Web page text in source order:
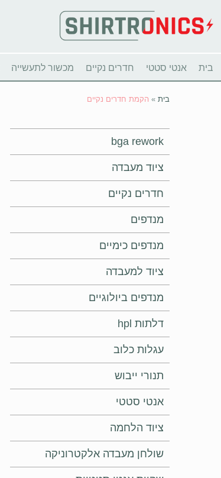
בית אנטי סטטי חדרים נקיים מכשור לתעשייה
בית » הקמת חדרים נקיים
bga rework
ציוד מעבדה
חדרים נקיים
מנדפים
מנדפים כימיים
ציוד למעבדה
מנדפים ביולוגיים
דלתות hpl
עגלות כלוב
תנורי ייבוש
אנטי סטטי
ציוד הלחמה
שולחן מעבדה אלקטרוניקה